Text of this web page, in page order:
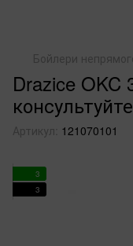
Бойлери
Drazice OKC
Артикул: 121070101
3
3